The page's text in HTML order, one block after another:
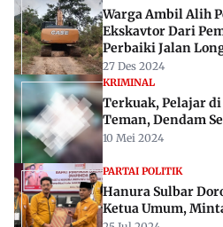
Warga Ambil Alih
Ekskavtor Dari
Perbaiki Jalan
27 Des 2024
KRIMINAL
Terkuak, Pelajar
Teman, Dendam
10 Mei 2024
PARTAI POLITIK
Hanura Sulbar
Ketua Umum,